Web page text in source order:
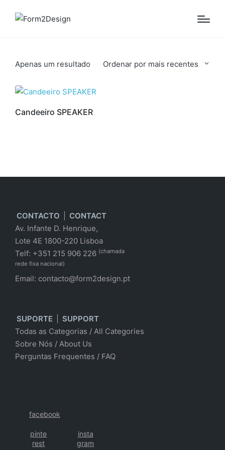
Apenas um resultado Ordenar por mais recentes
Candeeiro SPEAKER
CONTACTO
CONTACT
Av. Infante D. Henrique,
Lote 4E 1800-220 Lisboa
Telf: +351 215 906 226 (chamada
rede fixa nacional)
Email: contacto@form2design.pt
SUPORTE
SUPPORT
Todas as Categorias / All Categories
Sobre Nós / About Us
Perguntas Frequentes / FAQ
facebook
pinte
rest
insta
gram